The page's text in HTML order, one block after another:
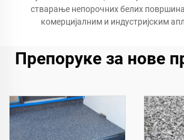
стварање непорочних белих
комерцијалним и индустријским
Препоруке за нове